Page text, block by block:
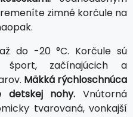
zimné korčule na
do -20 °C. Korčule sú
začínajúcich a
Mäkká rýchloschnúca
detskej nohy. Vnútorná
tvarovaná, vonkajší